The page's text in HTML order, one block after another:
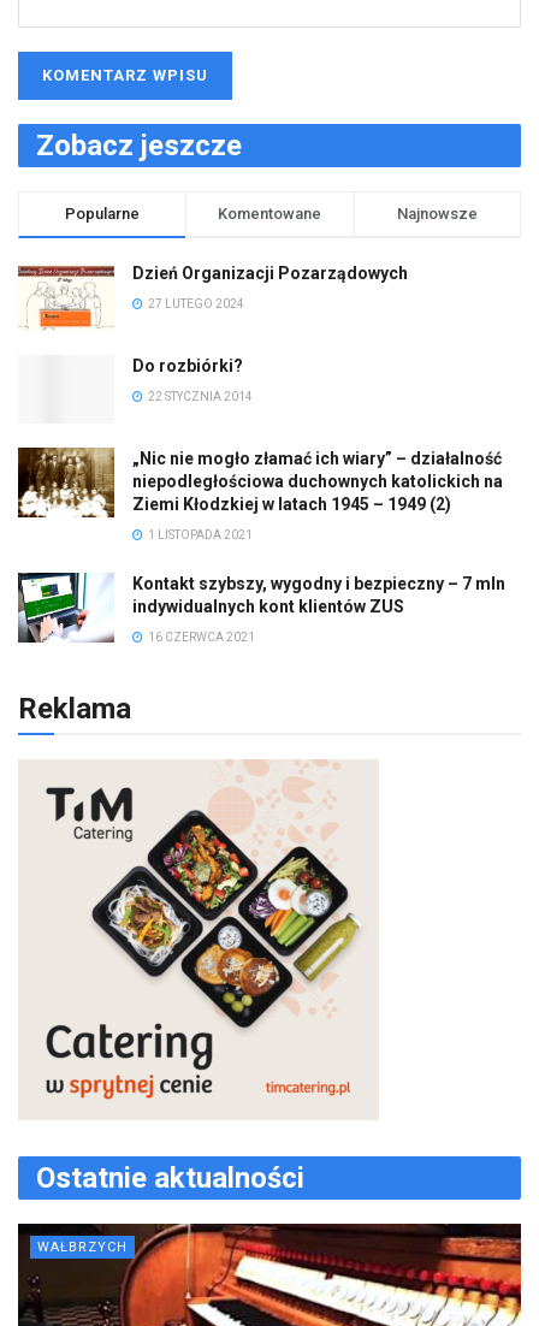
Zobacz jeszcze
Popularne Komentowane Najnowsze
Dzień Organizacji Pozarządowych
27 LUTEGO 2024
Do rozbiórki?
22 STYCZNIA 2014
„Nic nie mogło złamać ich wiary” – działalność
niepodległościowa duchownych katolickich na
Ziemi Kłodzkiej w latach 1945 – 1949 (2)
1 LISTOPADA 2021
Kontakt szybszy, wygodny i bezpieczny – 7 mln
indywidualnych kont klientów ZUS
16 CZERWCA 2021
Reklama
Ostatnie aktualności
WAŁBRZYCH